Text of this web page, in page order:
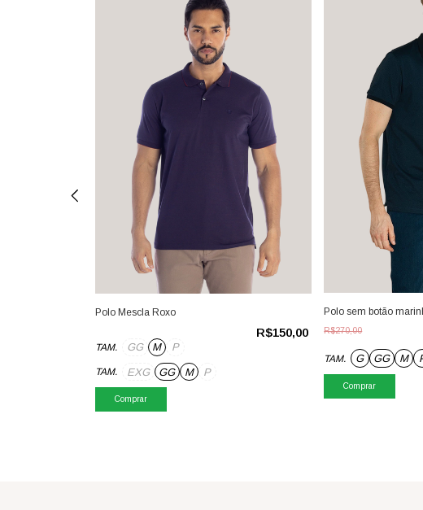
Polo Mescla Roxo
R$150,00
TAM. GG M P
TAM. EXG GG M P
Comprar
Polo sem botão
R$270,00
TAM. G GG M
Comprar